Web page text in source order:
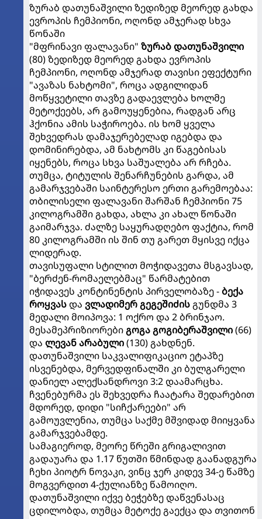
ზურაბ დათუნაშვილი ზედიზედ მეორედ გახდა
ევროპის ჩემპიონი, ოღონდ ამჯერად სხვა
წონაში
"მფრინავი ფალავანი" ზურაბ დათუნაშვილი
(80) ზედიზედ მეორედ გახდა ევროპის
ჩემპიონი, ოღონდ ამჯერად თავისი ეფექტური
"ავაზას ნახტომი", როცა ადგილიდან
მოწყვეტილი თავზე გადაევლება ხოლმე
მეტოქეებს, არ გამოუყენებია, რადგან არც
ჰქონია ამის საჭიროება. ის ხომ ყველა
შეხვედრას დამაჯერებელად იგებდა და
დომინირებდა, ამ ნახტომს კი წაგებისას
იყენებს, როცა სხვა საშუალება არ რჩება.
თუმცა, ტიტულის შენარჩუნების გარდა, ამ
გამარჯვებაში საინტერესო ერთი გარემოებაა:
თბილისელი ფალავანი შარშან ჩემპიონი 75
კილოგრამში გახდა, ახლა კი ახალ წონაში
გაიმარჯვა. ძალზე საყურადღებო ფაქტია, რომ
80 კილოგრამში ის შინ თუ გარეთ მყისვე იქცა
ლიდერად.
თავისუფალი სტილით მოჭიდავეთა მსგავსად,
"ბერძენ-რომაელებმაც" წარმატებით
იჭიდავეს კონტინენტის პირველობაზე -ბექა
როყვასდა ვლადიმერ გეგეშიძისგუნდმა 3
მედალი მოიპოვა: 1 ოქრო და 2 ბრინჯაო.
მესამეპრიზიორებიგოგა გოგიბერაშვილი(66)
და ლევან არაბული(130) გახდნენ.
დათუნაშვილი საკვალიფიკაციო ეტაპზე
ისვენებდა, მერვედფინალში კი ბულგარელი
დანიელ ალექსანდროვი 3:2 დაამარცხა.
ჩვენებურმა ეს შეხვედრა ჩაატარა შედარებით
მდორედ, დიდი "სიჩქარეები" არ
გამოუვლენია, თუმცა საქმე მშვიდად მიიყვანა
გამარჯვებამდე.
სამაგიეროდ, მეორე წრეში გრიგალივით
გადაუარა და 1.17 წუთში წმინდად გაანადგურა
ჩეხი პიოტრ ნოვაკი, ვინც ჯერ კიდევ 34-ე წამზე
მოგვერდით 4-ქულიანზე წამოიღო.
დათუნაშვილი იქვე ბეჭებზე დაწვენასაც
ცდილობდა, თუმცა მეტოქე გაექცა და თვითონ